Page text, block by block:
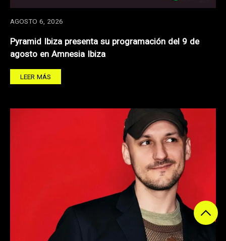
AGOSTO 6, 2026
Pyramid Ibiza presenta su programación del 9 de
agosto en Amnesia Ibiza
LEER MÁS